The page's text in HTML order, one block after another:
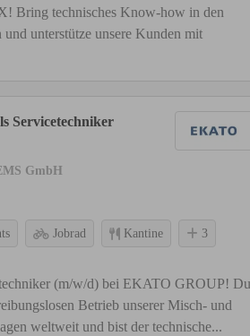
Bring technisches Know-how in den
und unterstütze unsere Kunden mit
Servicetechniker
GmbH
Jobrad Kantine 3
(m/w/d) bei EKATO GROUP! Du
Betrieb unserer Misch- und
weltweit und bist der technische...